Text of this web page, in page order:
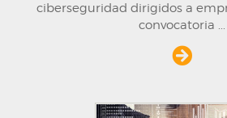
ciberseguridad dirigidos a
convocatoria ...